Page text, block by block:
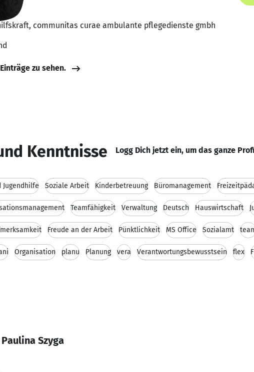
communitas curae ambulante pflegedienste gmbh
zu sehen.
Kenntnisse Logg Dich jetzt ein, um das ganze
Jugendhilfe Soziale Arbeit Kinderbetreuung Büromanagement
Teamfähigkeit Verwaltung Deutsch Hauswirtschaft
Freude an der Arbeit Pünktlichkeit MS Office Sozialamt
Organisation planu Planung vera Verantwortungsbewusstsein flex
Szyga